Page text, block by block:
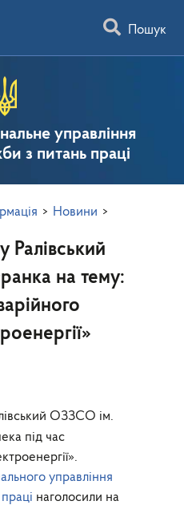
Пошук
управління
з питань праці
> Новини >
Ралівський
на тему:
ОЗЗСО ім.
під час
управління
наголосили на